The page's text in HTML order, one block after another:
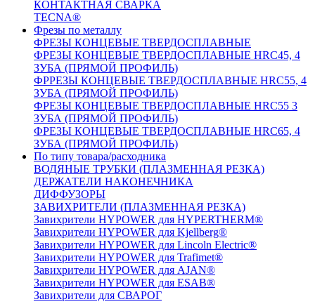
КОНТАКТНАЯ СВАРКА
TECNA®
Фрезы по металлу
ФРЕЗЫ КОНЦЕВЫЕ ТВЕРДОСПЛАВНЫЕ
ФРЕЗЫ КОНЦЕВЫЕ ТВЕРДОСПЛАВНЫЕ HRC45, 4
ЗУБА (ПРЯМОЙ ПРОФИЛЬ)
ФРРЕЗЫ КОНЦЕВЫЕ ТВЕРДОСПЛАВНЫЕ HRC55, 4
ЗУБА (ПРЯМОЙ ПРОФИЛЬ)
ФРЕЗЫ КОНЦЕВЫЕ ТВЕРДОСПЛАВНЫЕ HRC55 3
ЗУБА (ПРЯМОЙ ПРОФИЛЬ)
ФРЕЗЫ КОНЦЕВЫЕ ТВЕРДОСПЛАВНЫЕ HRC65, 4
ЗУБА (ПРЯМОЙ ПРОФИЛЬ)
По типу товара/расходника
ВОДЯНЫЕ ТРУБКИ (ПЛАЗМЕННАЯ РЕЗКА)
ДЕРЖАТЕЛИ НАКОНЕЧНИКА
ДИФФУЗОРЫ
ЗАВИХРИТЕЛИ (ПЛАЗМЕННАЯ РЕЗКА)
Завихрители HYPOWER для HYPERTHERM®
Завихрители HYPOWER для Kjellberg®
Завихрители HYPOWER для Lincoln Electric®
Завихрители HYPOWER для Trafimet®
Завихрители HYPOWER для AJAN®
Завихрители HYPOWER для ESAB®
Завихрители для СВАРОГ